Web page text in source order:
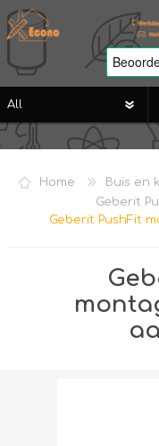
REGISTREREN
VERLANGLIJST
Home Buis en
Geberit
Geberit PushFit